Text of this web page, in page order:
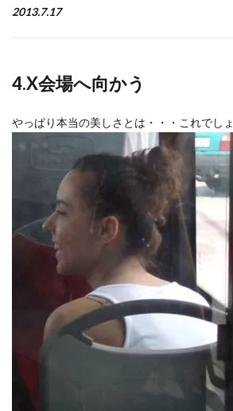
2013.7.17
4.X会場へ向かう
やっぱり本当の美しさとは・・・これでしょ